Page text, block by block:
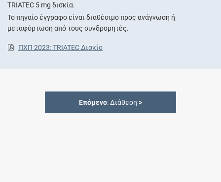
TRIATEC 5 mg δισκία.
Το πηγαίο έγγραφο είναι διαθέσιμο προς ανάγνωση ή
μεταφόρτωση από τους συνδρομητές.
ΠΧΠ 2023: TRIATEC Δισκίο
Επόμενο: Διάθεση >